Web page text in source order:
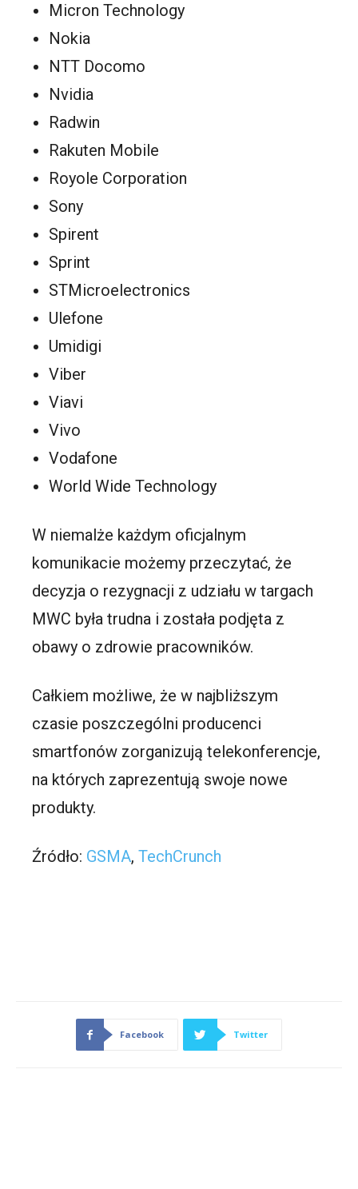
Micron Technology
Nokia
NTT Docomo
Nvidia
Radwin
Rakuten Mobile
Royole Corporation
Sony
Spirent
Sprint
STMicroelectronics
Ulefone
Umidigi
Viber
Viavi
Vivo
Vodafone
World Wide Technology
W niemalże każdym oficjalnym
komunikacie możemy przeczytać, że
decyzja o rezygnacji z udziału w targach
MWC była trudna i została podjęta z
obawy o zdrowie pracowników.
Całkiem możliwe, że w najbliższym
czasie poszczególni producenci
smartfonów zorganizują telekonferencje,
na których zaprezentują swoje nowe
produkty.
Źródło: GSMA,TechCrunch
Facebook Twitter